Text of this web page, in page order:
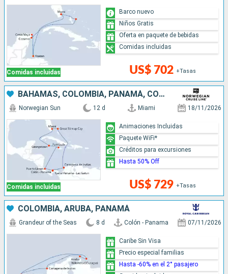
Comidas incluidas US$ 702 +Tasas
Barco nuevo
Niños Gratis
Oferta en paquete de bebidas
Comidas incluidas
BAHAMAS, COLOMBIA, PANAMÁ, COSTA RICA, JAMAICA, ISLAS CAIMÁN, ESTADOS UNIDOS
Comidas incluidas
Norwegian Sun 12 d Miami 18/11/2026
US$ 729 +Tasas
Animaciones Incluidas
Paquete WiFi*
Créditos para excursiones
Hasta 50% Off
COLOMBIA, ARUBA, PANAMÁ
Grandeur of the Seas 8 d Colón - Panama 07/11/2026
Caribe Sin Visa
Precio especial familias
Hasta -60% en el 2° pasajero